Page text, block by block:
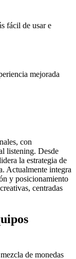
fácil de usar e
mejorada
con
listening. Desde
la estrategia de
Actualmente integra
y posicionamiento
centradas
de monedas